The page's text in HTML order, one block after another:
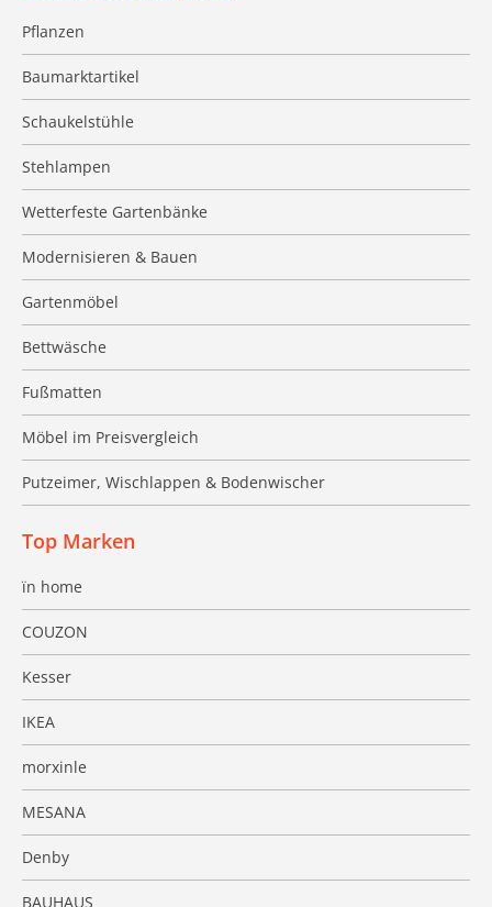
Pflanzen
Baumarktartikel
Schaukelstühle
Stehlampen
Wetterfeste Gartenbänke
Modernisieren & Bauen
Gartenmöbel
Bettwäsche
Fußmatten
Möbel im Preisvergleich
Putzeimer, Wischlappen & Bodenwischer
Top Marken
ïn home
COUZON
Kesser
IKEA
morxinle
MESANA
Denby
BAUHAUS